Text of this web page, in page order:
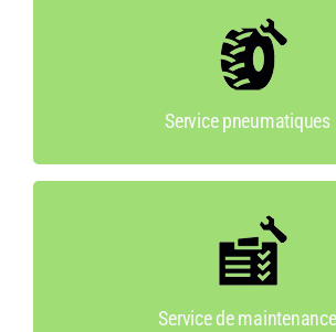
Service pneumatiques
Service pneumatiques
Nous sommes équipés d’une
pneus de grand
Service de maintenance
Service de maintenance
Nous proposons des services de
complets.